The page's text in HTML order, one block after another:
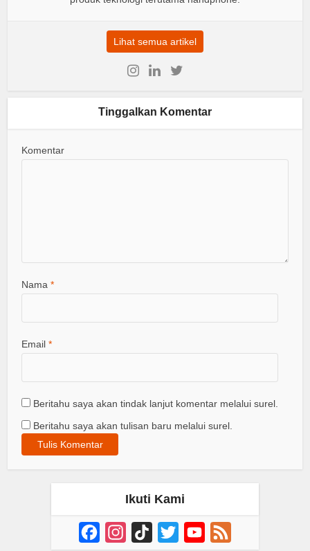
Lihat semua artikel
Tinggalkan Komentar
Komentar
Nama*
Email*
Beritahu saya akan tindak lanjut komentar melalui surel.
Beritahu saya akan tulisan baru melalui surel.
Ikuti Kami
FacebookInstagram
TikTok Twitter YouTube